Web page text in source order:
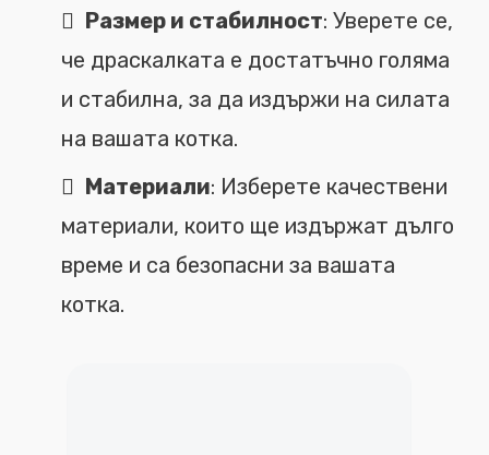
Размер и стабилност: Уверете се,
че драскалката е достатъчно голяма
и стабилна, за да издържи на силата
на вашата котка.
Материали: Изберете качествени
материали, които ще издържат дълго
време и са безопасни за вашата
котка.